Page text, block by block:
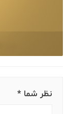
نظر شما *